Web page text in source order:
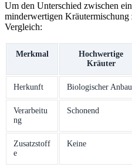
Um den Unterschied zwischen‌
‌minderwertigen⁤
Vergleich:
Merkmal
Hochwertige
Kräuter
Herkunft Biologischer Anbau
Verarbeitu
ng
Schonend
Zusatzstoff
e
Keine